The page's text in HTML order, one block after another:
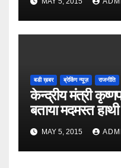
बडी ख़बर ब्रेकिंग न्यूज़ राजनीति
केन्द्रीय मंत्री
बताया मदमस्त हाथी
MAY 5, 2015